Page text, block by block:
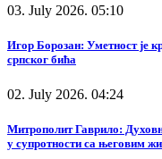
03. July 2026. 05:10
Игор Борозан: Уметност је
српског бића
02. July 2026. 04:24
Митрополит Гаврило:
у супротности са његовим